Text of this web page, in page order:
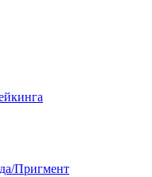
Пригмент